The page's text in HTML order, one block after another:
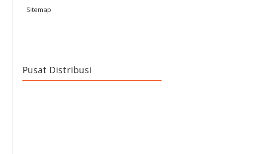
Sitemap
Pusat Distribusi